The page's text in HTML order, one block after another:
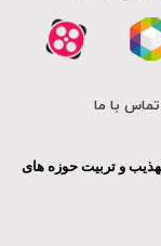
تماس با ما
و تربیت حوزه های